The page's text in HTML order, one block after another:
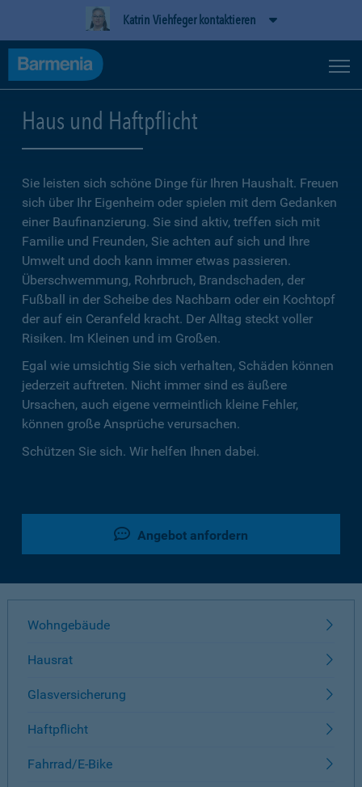
Katrin Viehfeger kontaktieren
Haus und Haftpflicht
Sie leisten sich schöne Dinge für Ihren Haushalt. Freuen
sich über Ihr Eigenheim oder spielen mit dem Gedanken
einer Baufinanzierung. Sie sind aktiv, treffen sich mit
Familie und Freunden, Sie achten auf sich und Ihre
Umwelt und doch kann immer etwas passieren.
Überschwemmung, Rohrbruch, Brandschaden, der
Fußball in der Scheibe des Nachbarn oder ein Kochtopf
der auf ein Ceranfeld kracht. Der Alltag steckt voller
Risiken. Im Kleinen und im Großen.
Egal wie umsichtig Sie sich verhalten, Schäden können
jederzeit auftreten. Nicht immer sind es äußere
Ursachen, auch eigene vermeintlich kleine Fehler,
können große Ansprüche verursachen.
Schützen Sie sich. Wir helfen Ihnen dabei.
Angebot anfordern
Wohngebäude
Hausrat
Glasversicherung
Haftpflicht
Fahrrad/E-Bike